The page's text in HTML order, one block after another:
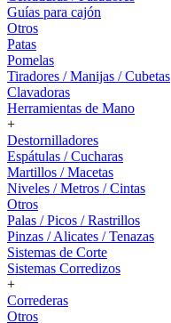
Guías para cajón
Otros
Patas
Pomelas
Tiradores / Manijas / Cubetas
Clavadoras
Herramientas de Mano
+
Destornilladores
Espátulas / Cucharas
Martillos / Macetas
Niveles / Metros / Cintas
Otros
Palas / Picos / Rastrillos
Pinzas / Alicates / Tenazas
Sistemas de Corte
Sistemas Corredizos
+
Correderas
Otros